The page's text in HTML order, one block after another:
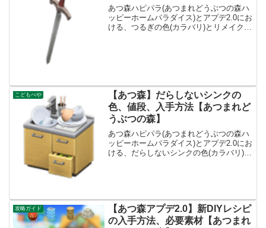
あつ森ハピパラ(あつまれどうぶつの森ハ
ッピーホームパラダイス)とアプデ2.0にお
ける、つるぎの色(カラバリ)とリメイク、
こどもべや
【あつ森】だらしないシンクの
色、値段、入手方法【あつまれど
うぶつの森】
あつ森ハピパラ(あつまれどうぶつの森ハ
ッピーホームパラダイス)とアプデ2.0にお
ける、だらしないシンクの色(カラバリ)と
攻略ガイド
【あつ森アプデ2.0】新DIYレシピ
の入手方法、必要素材【あつまれ